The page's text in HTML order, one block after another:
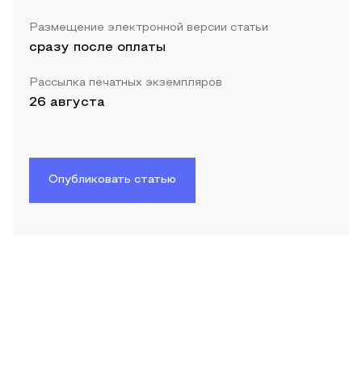
Размещение электронной версии статьи
сразу после оплаты
Рассылка печатных экземпляров
26 августа
Опубликовать статью